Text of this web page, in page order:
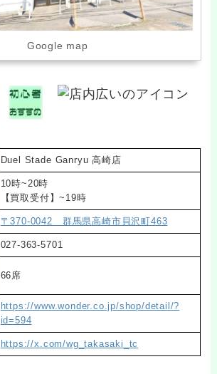
Google map
Duel Stade Ganryu 高崎店
10時~20時
【買取受付】~19時
〒370-0042 群馬県高崎市貝沢町463
027-363-5701
66席
https://www.wonder.co.jp/shop/detail/?
id=594
https://x.com/wg_takasaki_tc